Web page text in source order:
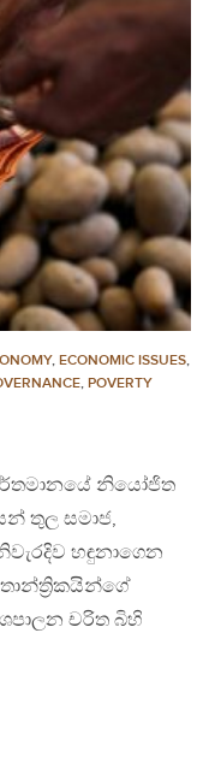
, ECONOMIC ISSUES,
, POVERTY
වර්තමානයේ නියෝජිත
තුල සමාජ,
හඳුනාගෙන
චරිත බිහි